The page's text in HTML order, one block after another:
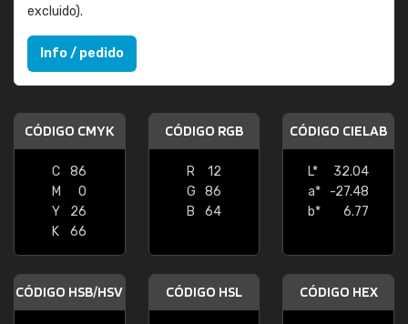
excluido).
Info / pedido
CÓDIGO CMYK
C
86
M
0
Y
26
K
66
CÓDIGO RGB
R
12
G
86
B
64
CÓDIGO CIELAB
L*
32.04
a*
-27.48
b*
6.77
CÓDIGO HSB/HSV CÓDIGO HSL CÓDIGO HEX